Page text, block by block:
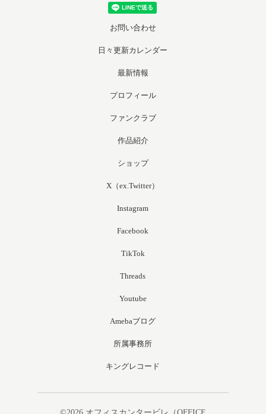
お問い合わせ
日々更新カレンダー
最新情報
プロフィール
ファンクラブ
作品紹介
ショップ
X（ex.Twitter）
Instagram
Facebook
TikTok
Threads
Youtube
Amebaブログ
所属事務所
キングレコード